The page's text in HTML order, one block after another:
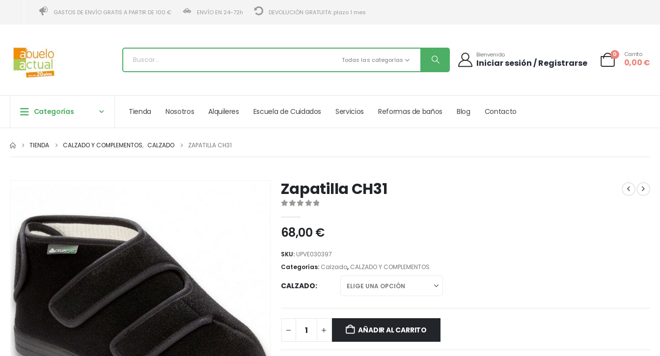
GASTOS DE ENVÍO GRATIS A PARTIR DE 100 € ENVÍO EN 24-72h DEVOLUCIÓN GRATUITA: plazo 1 mes
Todas las categorías
Bienvenido
Iniciar sesión / Registrarse
0 Carrito
0,00€
Categorías Tienda Nosotros Alquileres Escuela de Cuidados Servicios Reformas de baños Blog Contacto
TIENDA CALZADO Y COMPLEMENTOS, CALZADO ZAPATILLA CH31
Zapatilla CH31
68,00 €
SKU: UPVE030397
Categorías: Calzado, CALZADO Y COMPLEMENTOS
CALZADO
AÑADIR AL CARRITO